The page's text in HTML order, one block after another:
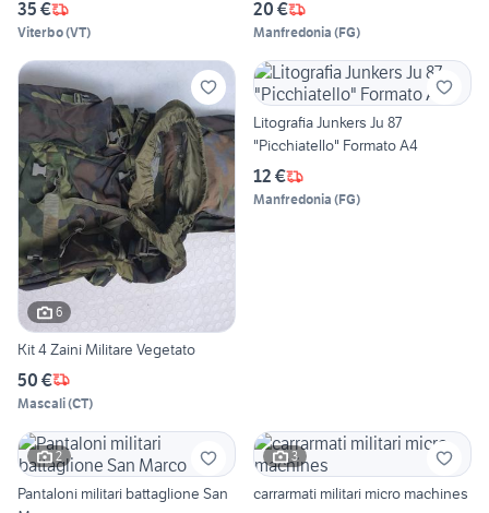
35 €
Viterbo(VT)
20 €
Manfredonia (FG)
6
Kit 4 Zaini Militare Vegetato
50 €
Mascali(CT)
Litografia Junkers Ju 87
"Picchiatello" Formato A4
12 €
Manfredonia (FG)
2
Pantaloni militari battaglione San
3
carrarmati militari micro machines